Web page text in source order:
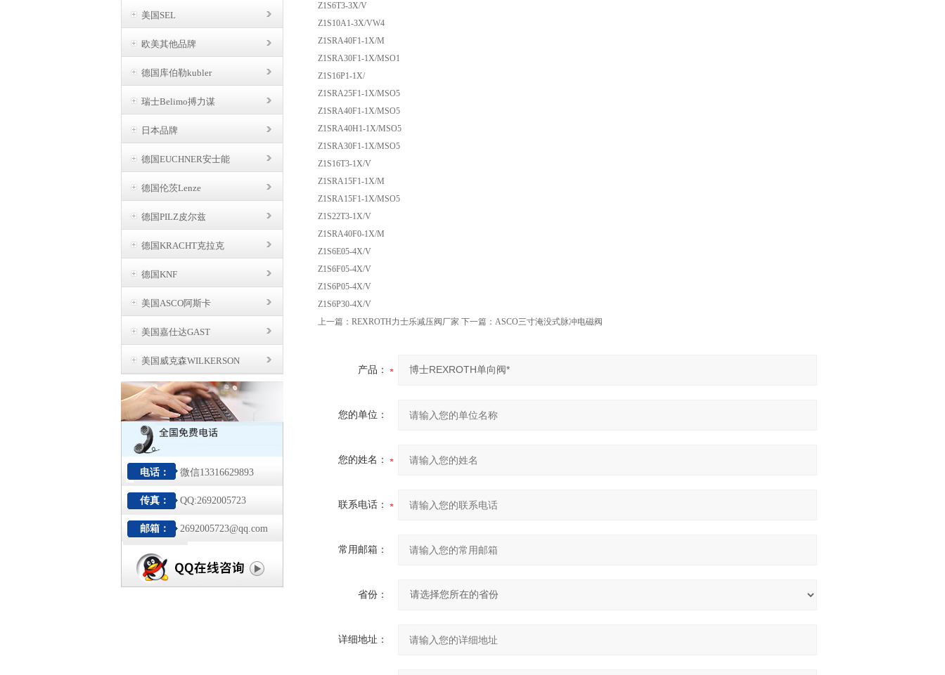
美国SEL
欧美其他品牌
德国库伯勒kubler
瑞士Belimo搏力谋
日本品牌
德国EUCHNER安士能
德国伦茨Lenze
德国PILZ皮尔兹
德国KRACHT克拉克
德国KNF
美国ASCO阿斯卡
美国嘉仕达GAST
美国威克森WILKERSON
电话： 微信13316629893
传真： QQ:2692005723
邮箱： 2692005723@qq.com
Z1S6T3-3X/V
Z1S10A1-3X/VW4
Z1SRA40F1-1X/M
Z1SRA30F1-1X/MSO1
Z1S16P1-1X/
Z1SRA25F1-1X/MSO5
Z1SRA40F1-1X/MSO5
Z1SRA40H1-1X/MSO5
Z1SRA30F1-1X/MSO5
Z1S16T3-1X/V
Z1SRA15F1-1X/M
Z1SRA15F1-1X/MSO5
Z1S22T3-1X/V
Z1SRA40F0-1X/M
Z1S6E05-4X/V
Z1S6F05-4X/V
Z1S6P05-4X/V
Z1S6P30-4X/V
上一篇： REXROTH力士乐减压阀厂家 下一篇： ASCO三寸淹没式脉冲电磁阀
产品：
您的单位：
您的姓名：
联系电话：
常用邮箱：
省份：
详细地址：